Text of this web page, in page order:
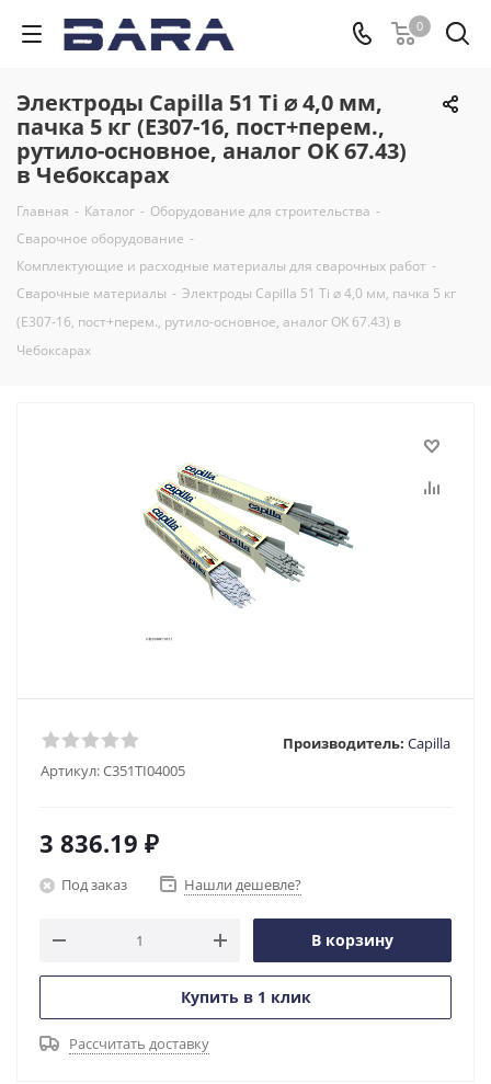
0
Электроды Capilla 51 Ti ⌀ 4,0 мм,
пачка 5 кг (E307-16, пост+перем.,
рутило-основное, аналог OK 67.43)
в Чебоксарах
Главная - Каталог - Оборудование для строительства -
Сварочное оборудование -
Комплектующие и расходные материалы для сварочных работ -
Сварочные материалы - Электроды Capilla 51 Ti ⌀ 4,0 мм, пачка 5 кг
(E307-16, пост+перем., рутило-основное, аналог OK 67.43) в
Чебоксарах
Артикул:C351TI04005
Производитель: Capilla
3 836.19 ₽
Под заказ Нашли дешевле?
В корзину
Купить в 1 клик
Рассчитать доставку